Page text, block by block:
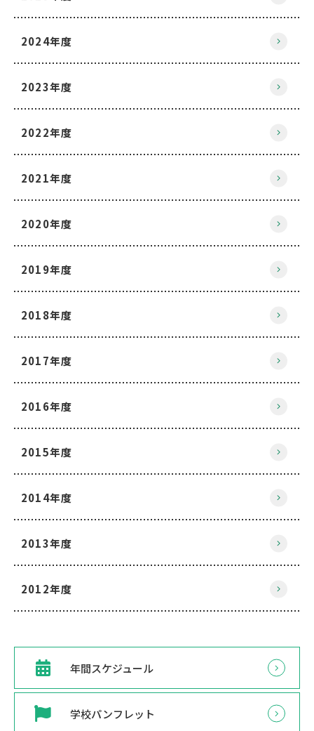
2024年度
2023年度
2022年度
2021年度
2020年度
2019年度
2018年度
2017年度
2016年度
2015年度
2014年度
2013年度
2012年度
年間スケジュール
学校パンフレット